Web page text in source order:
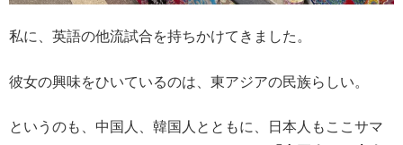
私に、英語の他流試合を持ちかけてきました。
彼女の興味をひいているのは、東アジアの民族らしい。
というのも、中国人、韓国人とともに、日本人もここサマ